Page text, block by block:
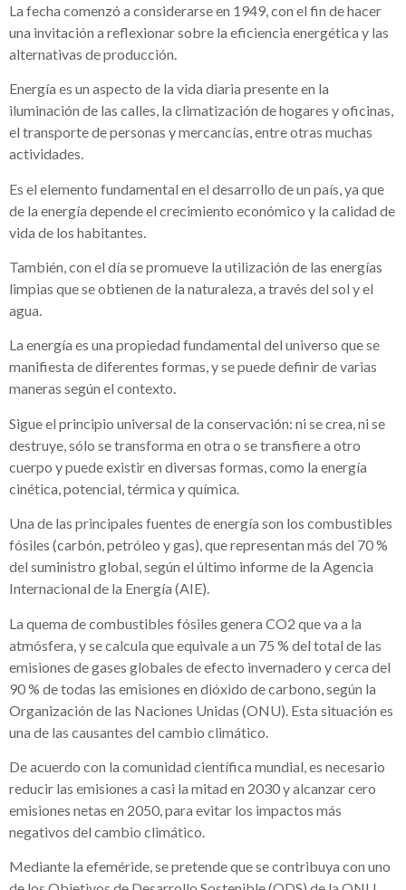
La fecha comenzó a considerarse en 1949, con el fin de hacer
una invitación a reflexionar sobre la eficiencia energética y las
alternativas de producción.
Energía es un aspecto de la vida diaria presente en la
iluminación de las calles, la climatización de hogares y oficinas,
el transporte de personas y mercancías, entre otras muchas
actividades.
Es el elemento fundamental en el desarrollo de un país, ya que
de la energía depende el crecimiento económico y la calidad de
vida de los habitantes.
También, con el día se promueve la utilización de las energías
limpias que se obtienen de la naturaleza, a través del sol y el
agua.
La energía es una propiedad fundamental del universo que se
manifiesta de diferentes formas, y se puede definir de varias
maneras según el contexto.
Sigue el principio universal de la conservación: ni se crea, ni se
destruye, sólo se transforma en otra o se transfiere a otro
cuerpo y puede existir en diversas formas, como la energía
cinética, potencial, térmica y química.
Una de las principales fuentes de energía son los combustibles
fósiles (carbón, petróleo y gas), que representan más del 70 %
del suministro global, según el último informe de la Agencia
Internacional de la Energía (AIE).
La quema de combustibles fósiles genera CO2 que va a la
atmósfera, y se calcula que equivale a un 75 % del total de las
emisiones de gases globales de efecto invernadero y cerca del
90 % de todas las emisiones en dióxido de carbono, según la
Organización de las Naciones Unidas (ONU). Esta situación es
una de las causantes del cambio climático.
De acuerdo con la comunidad científica mundial, es necesario
reducir las emisiones a casi la mitad en 2030 y alcanzar cero
emisiones netas en 2050, para evitar los impactos más
negativos del cambio climático.
Mediante la efeméride, se pretende que se contribuya con uno